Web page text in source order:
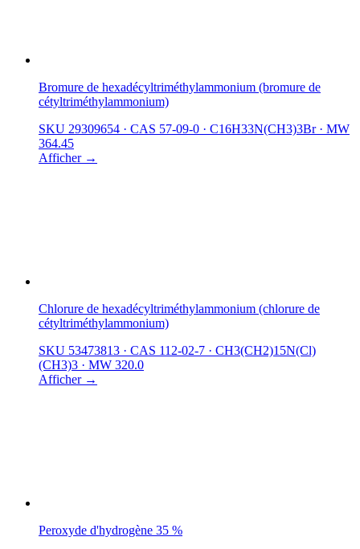
Bromure de hexadécyltriméthylammonium (bromure de
cétyltriméthylammonium)
SKU 29309654 · CAS 57-09-0 · C16H33N(CH3)3Br · MW
364.45
Afficher →
Chlorure de hexadécyltriméthylammonium (chlorure de
cétyltriméthylammonium)
SKU 53473813 · CAS 112-02-7 · CH3(CH2)15N(Cl)
(CH3)3 · MW 320.0
Afficher →
Peroxyde d'hydrogène 35 %